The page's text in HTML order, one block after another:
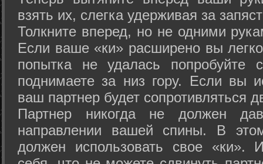
взять их, слегка удерживая за
Толкните вперед, но не одними
Если ваше «ки» расширено вы
попытка не удалась попробуйте
поднимаете за низ гору. Если вы
ваш партнер будет сопротивляться
Партнер никогда не должен
направлении вашей спины. В
должен использовать свое «ки».